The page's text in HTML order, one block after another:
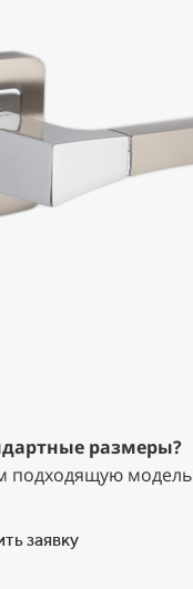
размеры?
подходящую модель
заявку